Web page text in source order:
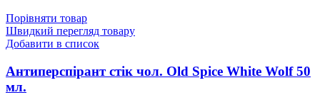
Порівняти товар
Швидкий перегляд товару
Добавити в список
Антиперспірант стік чол. Old Spice White Wolf 50
мл.